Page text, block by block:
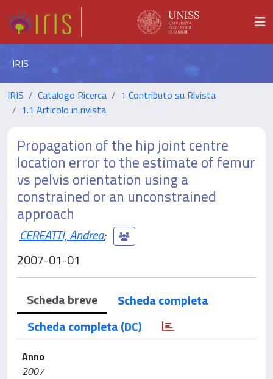
IRIS
IRIS Catalogo Ricerca
1 Contributo su Rivista
1.1 Articolo in rivista
Propagation of the hip joint centre
location error to the estimate of femur
vs pelvis orientation using a
constrained or an unconstrained
approach
CEREATTI, Andrea;
2007-01-01
Scheda breve
Scheda completa
Scheda completa (DC)
Anno
2007